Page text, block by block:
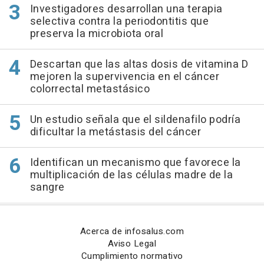
Investigadores desarrollan una terapia
selectiva contra la periodontitis que
preserva la microbiota oral
Descartan que las altas dosis de vitamina D
mejoren la supervivencia en el cáncer
colorrectal metastásico
Un estudio señala que el sildenafilo podría
dificultar la metástasis del cáncer
Identifican un mecanismo que favorece la
multiplicación de las células madre de la
sangre
Acerca de infosalus.com
Aviso Legal
Cumplimiento normativo